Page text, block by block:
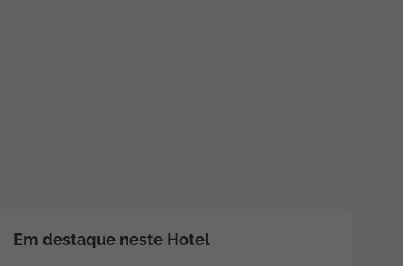
Em destaque neste Hotel